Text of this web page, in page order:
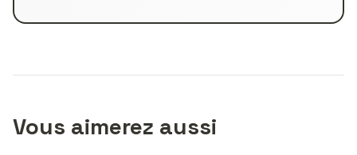
Vous aimerez aussi